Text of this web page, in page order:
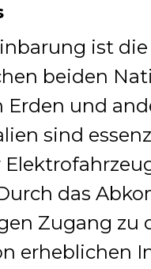
ist
beiden
Erden und
sind
das
Zugang zu
erheblichen